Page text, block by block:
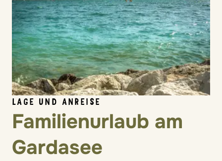
LAGE UND ANREISE
Familienurlaub am
Gardasee